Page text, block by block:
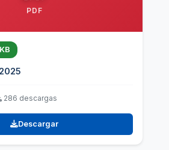
PDF
286 descargas
Descargar